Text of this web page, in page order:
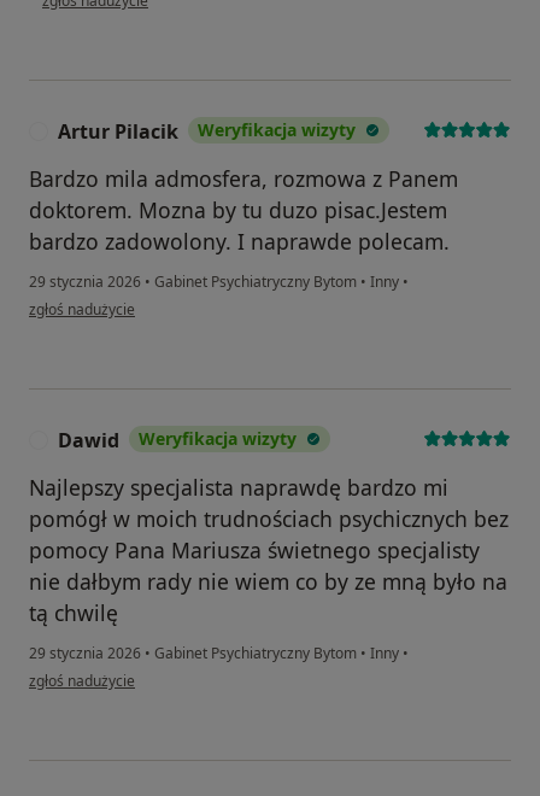
Artur Pilacik Weryfikacja wizyty
Bardzo mila admosfera, rozmowa z Panem
doktorem. Mozna by tu duzo pisac.Jestem
bardzo zadowolony. I naprawde polecam.
29 stycznia 2026 • Gabinet Psychiatryczny Bytom • Inny •
w opinii użytkownika Artur Pilacik
zgłoś nadużycie
Dawid Weryfikacja wizyty
Najlepszy specjalista naprawdę bardzo mi
pomógł w moich trudnościach psychicznych bez
pomocy Pana Mariusza świetnego specjalisty
nie dałbym rady nie wiem co by ze mną było na
tą chwilę
29 stycznia 2026 • Gabinet Psychiatryczny Bytom • Inny •
w opinii użytkownika Dawid
zgłoś nadużycie